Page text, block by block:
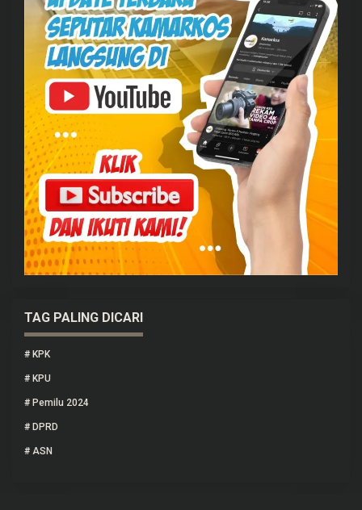
TAG PALING DICARI
# KPK
# KPU
# Pemilu 2024
# DPRD
# ASN